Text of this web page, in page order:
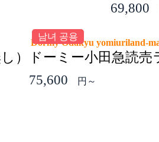
69,800
）
남녀 공용
Dormy Odakyu yomiuriland-
ドーミー小田急読売
75,600
円～